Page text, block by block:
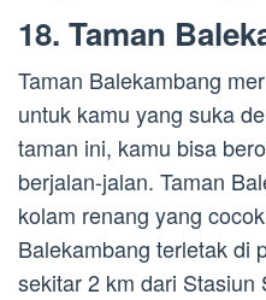
18. Taman
Taman Balekambang
untuk kamu yang suka
taman ini, kamu bisa
berjalan-jalan. Taman
kolam renang yang
Balekambang terletak di
sekitar 2 km dari Stasiun